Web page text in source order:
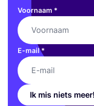
Voornaam *
E-mail*
Ik mis niets meer!